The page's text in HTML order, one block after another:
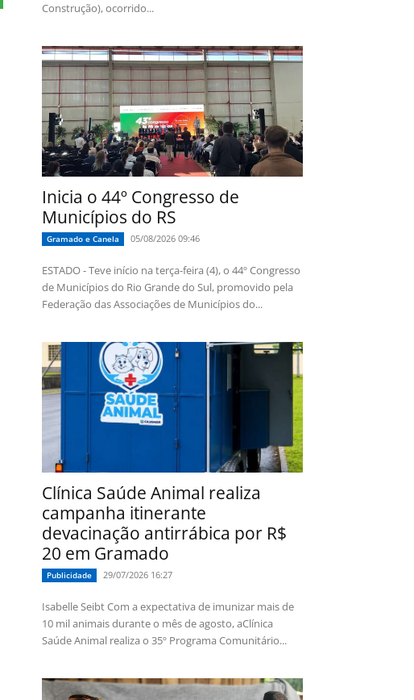
Construção), ocorrido...
Inicia o 44º Congresso de
Municípios do RS
Gramado e Canela 05/08/2026 09:46
ESTADO - Teve início na terça-feira (4), o 44º Congresso
de Municípios do Rio Grande do Sul, promovido pela
Federação das Associações de Municípios do...
Clínica Saúde Animal realiza
campanha itinerante
devacinação antirrábica por R$
20 em Gramado
Publicidade 29/07/2026 16:27
Isabelle Seibt Com a expectativa de imunizar mais de
10 mil animais durante o mês de agosto, aClínica
Saúde Animal realiza o 35º Programa Comunitário...